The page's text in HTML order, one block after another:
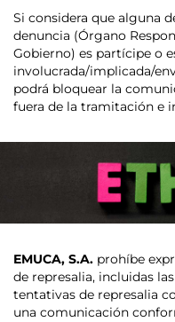
Si considera que alguna
denuncia (Órgano
Gobierno) es partícipe o
involucrada/implicada/
podrá bloquear la
fuera de la tramitación e
EMUCA, S.A. prohíbe
de represalia, incluidas
tentativas de represalia
una comunicación